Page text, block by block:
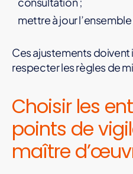
mettre à jour
Ces ajustements
respecter les règles de
Choisir les
points de
maître